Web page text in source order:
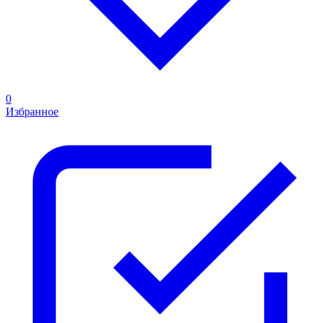
0
Избранное